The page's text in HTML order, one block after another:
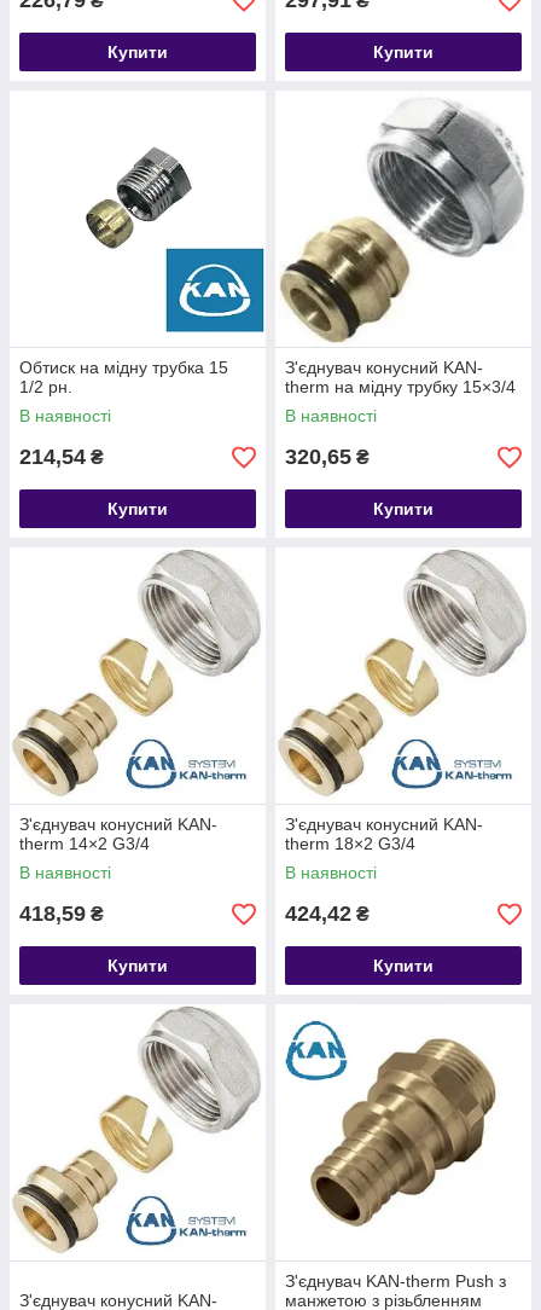
Купити Купити
Обтиск на мідну трубка 15
1/2 рн.
В наявності
214,54 ₴
Купити
З'єднувач конусний KAN-
therm на мідну трубку 15×3/4
В наявності
320,65 ₴
Купити
З'єднувач конусний KAN-
therm 14×2 G3/4
В наявності
418,59 ₴
Купити
З'єднувач конусний KAN-
therm 18×2 G3/4
В наявності
424,42 ₴
Купити
З'єднувач конусний KAN-
З'єднувач KAN-therm Push з
манжетою з різьбленням